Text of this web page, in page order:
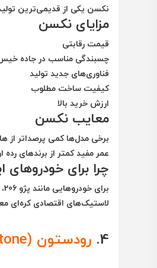
نکسن یکی از قدیمی‌ترین تولیدکنندگان تایر کره است که از سال
مزایای نکسن
قیمت رقابتی
چسبندگی مناسب در جاده
فناوری‌های جدید تولید
کیفیت ساخت مطلوب
ارزش خرید بالا
معایب نکسن
برخی مدل‌ها کمی پرصداتر از
عمر مفید کمتر از برندهای رده
چرا برای
لاستیک‌های اقتصادی کره‌ای
4. رودستون (Roadstone)